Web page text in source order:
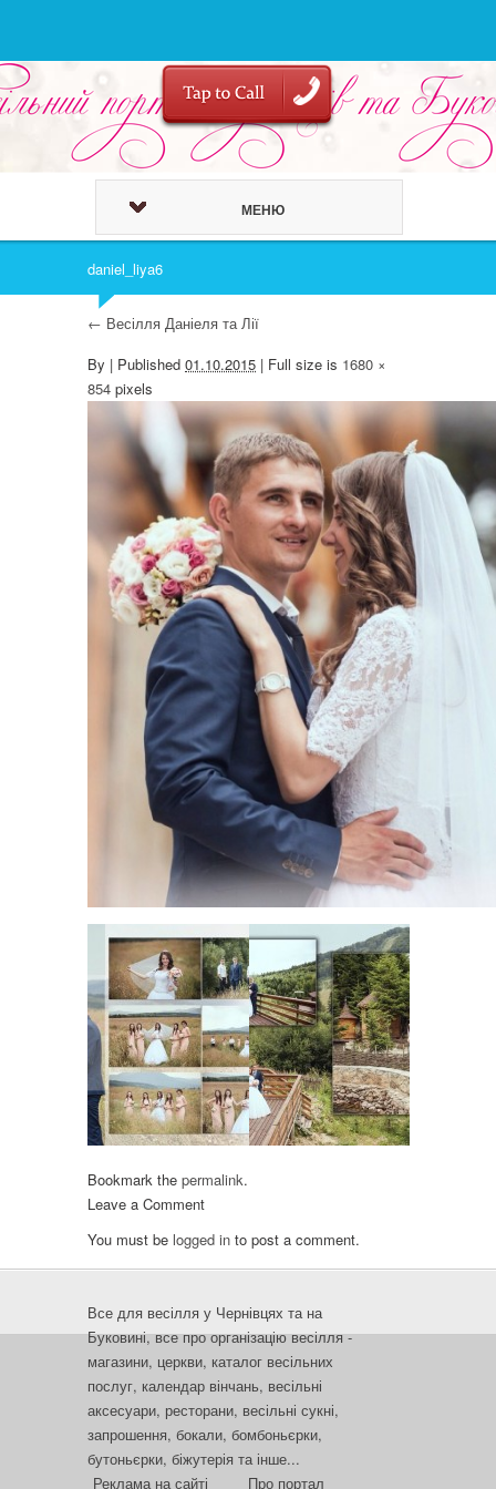
МЕНЮ
daniel_liya6
← Весілля Даніеля та Лії
By | Published 01.10.2015 | Full size is 1680 ×
854 pixels
Bookmark the permalink.
Leave a Comment
You must be logged in to post a comment.
Все для весілля у Чернівцях та на
Буковині, все про організацію весілля -
магазини, церкви, каталог весільних
послуг, календар вінчань, весільні
аксесуари, ресторани, весільні сукні,
запрошення, бокали, бомбоньєрки,
бутоньєрки, біжутерія та інше...
Реклама на сайті
Про портал